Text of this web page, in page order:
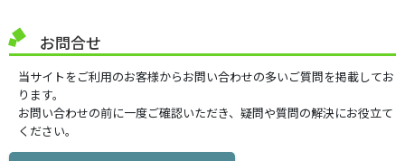
お問合せ
当サイトをご利用のお客様からお問い合わせの多いご質問を掲載してお
ります。
お問い合わせの前に一度ご確認いただき、疑問や質問の解決にお役立て
ください。